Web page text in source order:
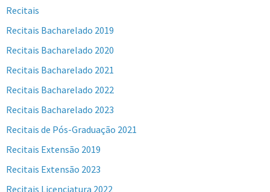
Recitais
Recitais Bacharelado 2019
Recitais Bacharelado 2020
Recitais Bacharelado 2021
Recitais Bacharelado 2022
Recitais Bacharelado 2023
Recitais de Pós-Graduação 2021
Recitais Extensão 2019
Recitais Extensão 2023
Recitais Licenciatura 2022